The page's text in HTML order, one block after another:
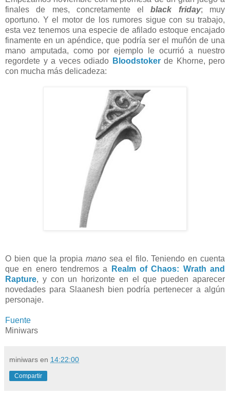
finales de mes, concretamente elblack friday; muy
oportuno. Y el motor de los rumores sigue con su trabajo,
esta vez tenemos una especie de afilado estoque encajado
finamente en un apéndice, que podría ser el muñón de una
mano amputada, como por ejemplo le ocurrió a nuestro
regordete y a veces odiado Bloodstokerde Khorne, pero
con mucha más delicadeza:
O bien que la propiamano sea el filo. Teniendo en cuenta
que en enero tendremos a
Realm of Chaos: Wrath and
Rapture, y con un horizonte en el que pueden aparecer
novedades para Slaanesh bien podría pertenecer a algún
personaje.
Fuente
Miniwars
miniwars en 14:22:00
Compartir